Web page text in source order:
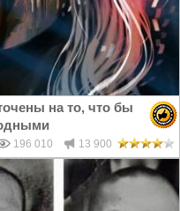
на то, что бы
196 010 13 900